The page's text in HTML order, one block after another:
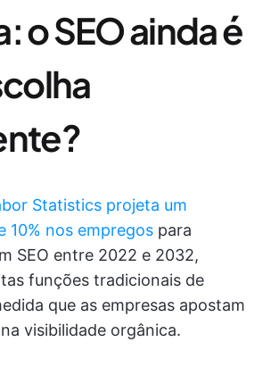
o SEO ainda é
Statistics projeta um
10% nos empregos para
SEO entre 2022 e 2032,
funções tradicionais de
que as empresas apostam
visibilidade orgânica.